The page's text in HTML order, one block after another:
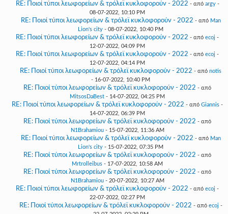
RE: Ποιοί τύποι λεωφορείων & τρόλεϊ κυκλοφορούν - 2022 - από argy-
08-07-2022, 10:10 PM
RE: Ποιοί τύποι λεωφορείων & τρόλεϊ κυκλοφορούν - 2022 - από Man
Lion's city - 08-07-2022, 10:40 PM
RE: Ποιοί τύποι λεωφορείων & τρόλεϊ κυκλοφορούν - 2022 - από ecoj -
12-07-2022, 04:09 PM
RE: Ποιοί τύποι λεωφορείων & τρόλεϊ κυκλοφορούν - 2022 - από ecoj -
12-07-2022, 04:14 PM
RE: Ποιοί τύποι λεωφορείων & τρόλεϊ κυκλοφορούν - 2022 - από notis
- 16-07-2022, 10:40 PM
RE: Ποιοί τύποι λεωφορείων & τρόλεϊ κυκλοφορούν - 2022 - από
MitsosDaBest - 14-07-2022, 04:25 PM
RE: Ποιοί τύποι λεωφορείων & τρόλεϊ κυκλοφορούν - 2022 - από Giannis -
14-07-2022, 06:39 PM
RE: Ποιοί τύποι λεωφορείων & τρόλεϊ κυκλοφορούν - 2022 - από
N1Brahamiou- 15-07-2022, 11:36 AM
RE: Ποιοί τύποι λεωφορείων & τρόλεϊ κυκλοφορούν - 2022 - από Man
Lion's city - 15-07-2022, 07:35 PM
RE: Ποιοί τύποι λεωφορείων & τρόλεϊ κυκλοφορούν - 2022 - από
Mrtrolleibus - 17-07-2022, 10:58 AM
RE: Ποιοί τύποι λεωφορείων & τρόλεϊ κυκλοφορούν - 2022 - από
N1Brahamiou- 20-07-2022, 10:27 AM
RE: Ποιοί τύποι λεωφορείων & τρόλεϊ κυκλοφορούν - 2022 - από ecoj -
22-07-2022, 02:27 PM
RE: Ποιοί τύποι λεωφορείων & τρόλεϊ κυκλοφορούν - 2022 - από ecoj -